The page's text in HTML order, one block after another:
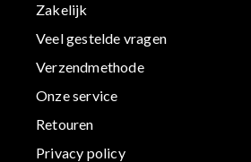
Zakelijk
Veel gestelde vragen
Verzendmethode
Onze service
Retouren
Privacy policy